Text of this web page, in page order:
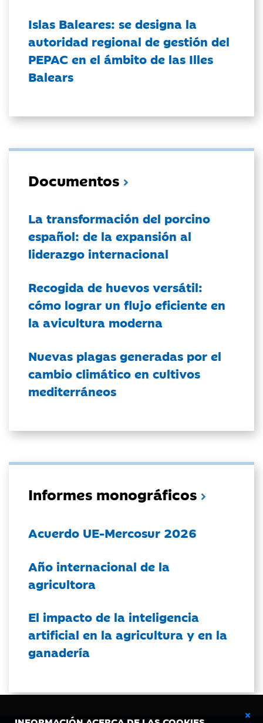
Islas Baleares: se designa la
autoridad regional de gestión del
PEPAC en el ámbito de las Illes
Balears
Documentos
La transformación del porcino
español: de la expansión al
liderazgo internacional
Recogida de huevos versátil:
cómo lograr un flujo eficiente en
la avicultura moderna
Nuevas plagas generadas por el
cambio climático en cultivos
mediterráneos
Informes monográficos
Acuerdo UE-Mercosur 2026
Año internacional de la
agricultora
El impacto de la inteligencia
artificial en la agricultura y en la
ganadería